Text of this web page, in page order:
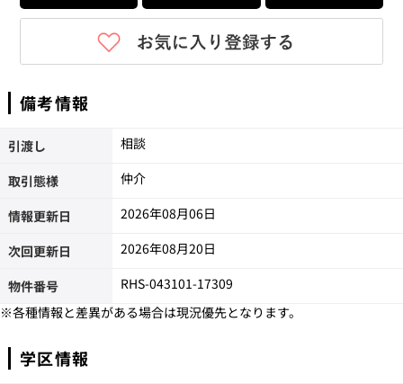
備考情報
引渡し 相談
取引態様 仲介
情報更新日 2026年08月06日
次回更新日 2026年08月20日
物件番号
RHS-043101-17309
※各種情報と差異がある場合は現況優先となります。
学区情報